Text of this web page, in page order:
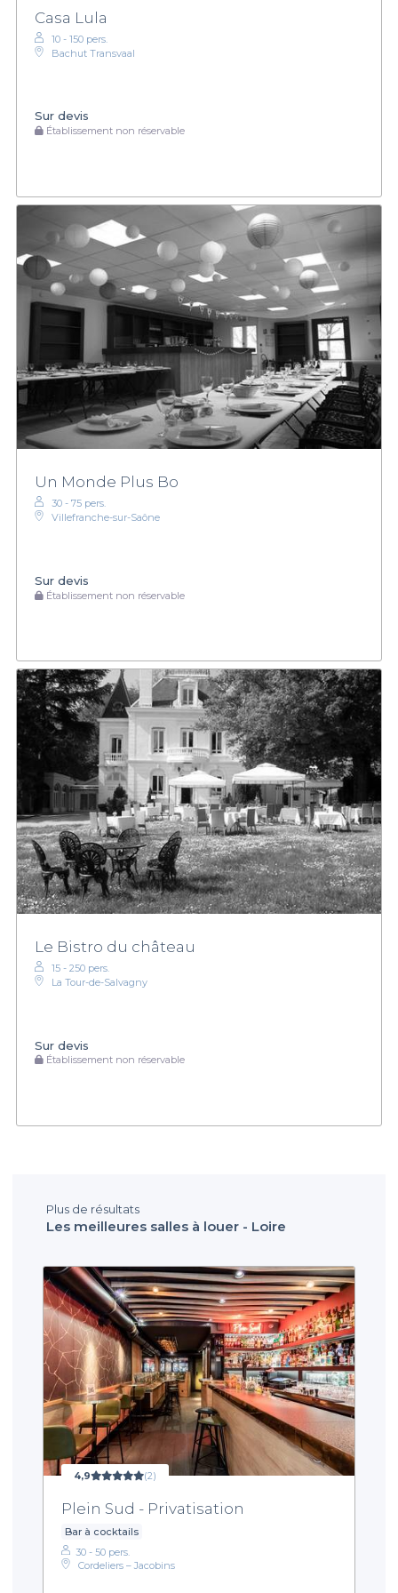
Casa Lula
10 - 150 pers.
Bachut Transvaal
Sur devis
Établissement non réservable
Un Monde Plus Bo
30 - 75 pers.
Villefranche-sur-Saône
Sur devis
Établissement non réservable
Le Bistro du château
15 - 250 pers.
La Tour-de-Salvagny
Sur devis
Établissement non réservable
Plus de résultats
Les meilleures salles à louer - Loire
4,9 (2)
Plein Sud - Privatisation
Bar à cocktails
30 - 50 pers.
Cordeliers – Jacobins